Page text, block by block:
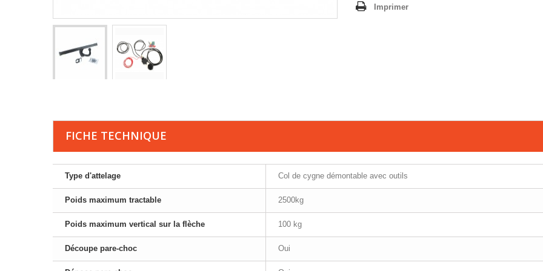
Imprimer
FICHE TECHNIQUE
Type d'attelage Col de cygne démontable avec outils
Poids maximum tractable 2500kg
Poids maximum vertical sur la flèche 100 kg
Découpe pare-choc Oui